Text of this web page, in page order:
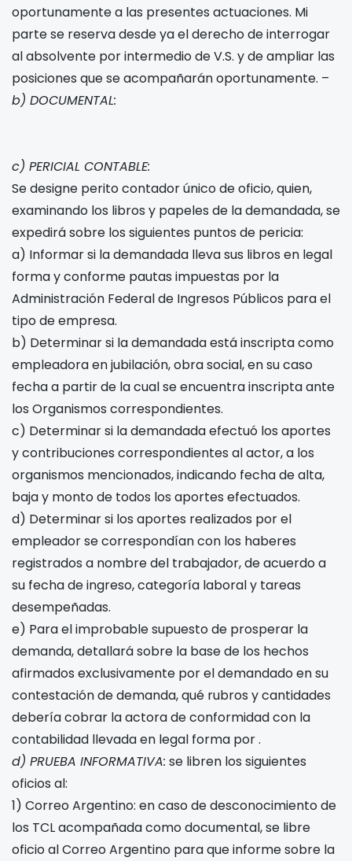
oportunamente a las presentes actuaciones. Mi
parte se reserva desde ya el derecho de interrogar
al absolvente por intermedio de V.S. y de ampliar las
posiciones que se acompañarán oportunamente. –
b) DOCUMENTAL:
c) PERICIAL CONTABLE:
Se designe perito contador único de oficio, quien,
examinando los libros y papeles de la demandada, se
expedirá sobre los siguientes puntos de pericia:
a) Informar si la demandada lleva sus libros en legal
forma y conforme pautas impuestas por la
Administración Federal de Ingresos Públicos para el
tipo de empresa.
b) Determinar si la demandada está inscripta como
empleadora en jubilación, obra social, en su caso
fecha a partir de la cual se encuentra inscripta ante
los Organismos correspondientes.
c) Determinar si la demandada efectuó los aportes
y contribuciones correspondientes al actor, a los
organismos mencionados, indicando fecha de alta,
baja y monto de todos los aportes efectuados.
d) Determinar si los aportes realizados por el
empleador se correspondían con los haberes
registrados a nombre del trabajador, de acuerdo a
su fecha de ingreso, categoría laboral y tareas
desempeñadas.
e) Para el improbable supuesto de prosperar la
demanda, detallará sobre la base de los hechos
afirmados exclusivamente por el demandado en su
contestación de demanda, qué rubros y cantidades
debería cobrar la actora de conformidad con la
contabilidad llevada en legal forma por.
d) PRUEBA INFORMATIVA: se libren los siguientes
oficios al:
1) Correo Argentino: en caso de desconocimiento de
los TCL acompañada como documental, se libre
oficio al Correo Argentino para que informe sobre la